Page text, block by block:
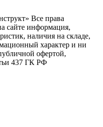
Все права
сайте информация,
наличия на складе,
характер и ни
офертой,
437 ГК РФ